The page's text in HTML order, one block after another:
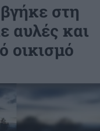
στη
αυλές και
οικισμό